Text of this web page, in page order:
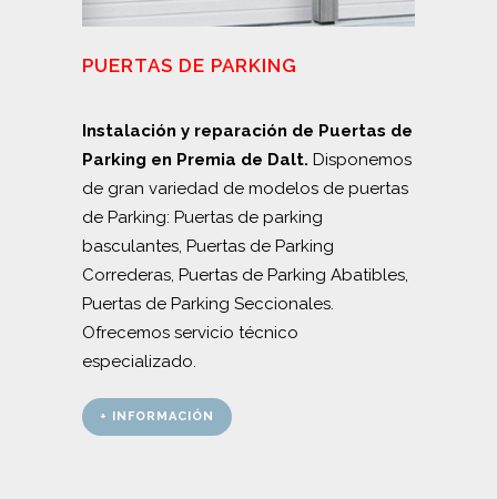
PUERTAS DE PARKING
Instalación y reparación de Puertas de
Parking en Premia de Dalt. Disponemos
de gran variedad de modelos de puertas
de Parking: Puertas de parking
basculantes, Puertas de Parking
Correderas, Puertas de Parking Abatibles,
Puertas de Parking Seccionales.
Ofrecemos servicio técnico
especializado.
+ INFORMACIÓN